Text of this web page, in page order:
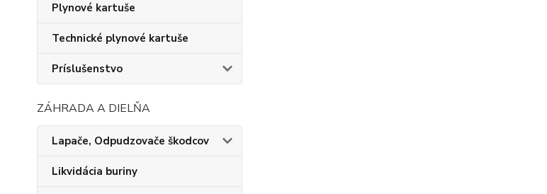
Plynové kartuše
Technické plynové kartuše
Príslušenstvo
ZÁHRADA A DIELŇA
Lapače, Odpudzovače škodcov
Likvidácia buriny